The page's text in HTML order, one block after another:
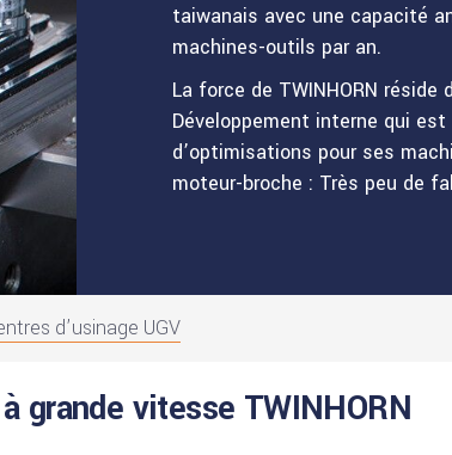
taiwanais avec une capacité
machines-outils par an.
La force de TWINHORN
Développement interne qui
d’optimisations pour ses
moteur-broche : Très peu de
d’usinage UGV
grande vitesse TWINHORN